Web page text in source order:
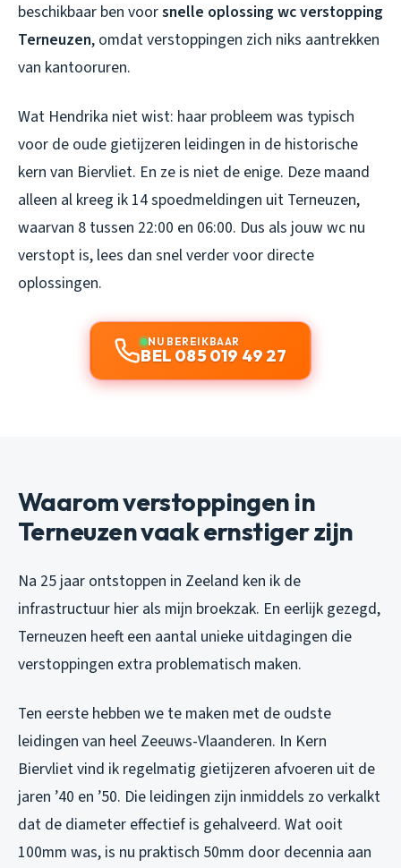
beschikbaar ben voorsnelle oplossing wc verstopping
Terneuzen, omdat verstoppingen zich niks aantrekken
van kantooruren.
Wat Hendrika niet wist: haar probleem was typisch
voor de oude gietijzeren leidingen in de historische
kern van Biervliet. En ze is niet de enige. Deze maand
alleen al kreeg ik 14 spoedmeldingen uit Terneuzen,
waarvan 8 tussen 22:00 en 06:00. Dus als jouw wc nu
verstopt is, lees dan snel verder voor directe
oplossingen.
NU BEREIKBAAR
BEL 085 019 49 27
Waarom verstoppingen in
Terneuzen vaak ernstiger zijn
Na 25 jaar ontstoppen in Zeeland ken ik de
infrastructuur hier als mijn broekzak. En eerlijk gezegd,
Terneuzen heeft een aantal unieke uitdagingen die
verstoppingen extra problematisch maken.
Ten eerste hebben we te maken met de oudste
leidingen van heel Zeeuws-Vlaanderen. In Kern
Biervliet vind ik regelmatig gietijzeren afvoeren uit de
jaren ’40 en ’50. Die leidingen zijn inmiddels zo verkalkt
dat de diameter effectief is gehalveerd. Wat ooit
100mm was, is nu praktisch 50mm door decennia aan